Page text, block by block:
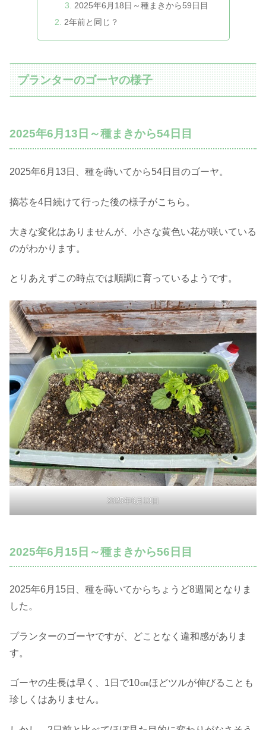
2025年6月18日～種まきから59日目
2年前と同じ？
プランターのゴーヤの様子
2025年6月13日～種まきから54日目
2025年6月13日、種を蒔いてから54日目のゴーヤ。
摘芯を4日続けて行った後の様子がこちら。
大きな変化はありませんが、小さな黄色い花が咲いている
のがわかります。
とりあえずこの時点では順調に育っているようです。
2025年6月13日
2025年6月15日～種まきから56日目
2025年6月15日、種を蒔いてからちょうど8週間となりま
した。
プランターのゴーヤですが、どことなく違和感がありま
す。
ゴーヤの生長は早く、1日で10㎝ほどツルが伸びることも
珍しくはありません。